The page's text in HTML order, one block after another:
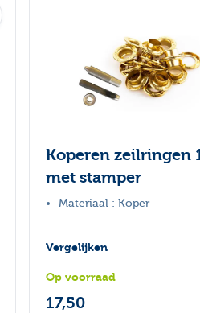
Koperen zeilringen
met stamper
Materiaal : Koper
Vergelijken
Op voorraad
17,50